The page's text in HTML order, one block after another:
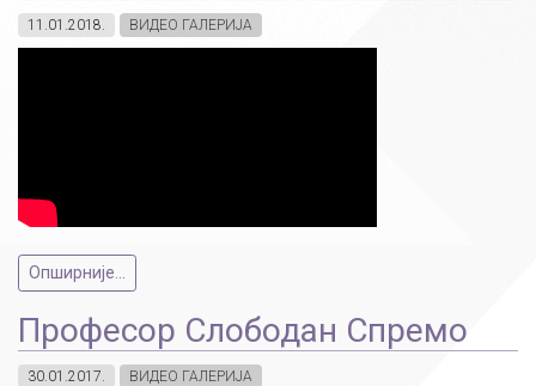
11.01.2018. ВИДЕО ГАЛЕРИЈА
Опширније...
Професор Слободан Спремо
30.01.2017. ВИДЕО ГАЛЕРИЈА